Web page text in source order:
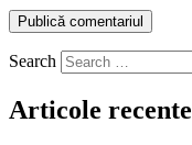
Search
Articole recente